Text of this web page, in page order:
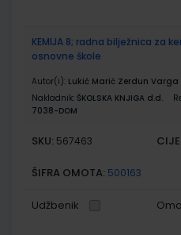
KEMIJA 8; radna bilježnica za
osnovne škole
Autor(i): Lukić Marić Zerdun
Nakladnik: ŠKOLSKA KNJIGA d.d.
7038-DOM
SKU: 567463
ŠIFRA OMOTA: 500163
Udžbenik